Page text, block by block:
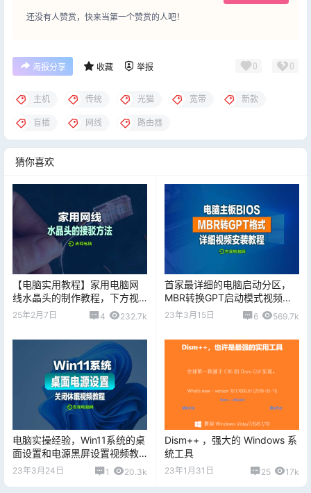
还没有人赞赏，快来当第一个赞赏的人吧！
海报分享 收藏 举报 0 0
主机 传统 光猫 宽带 新款
盲插 网线 路由器
猜你喜欢
【电脑实用教程】家用电脑网
线水晶头的制作教程，下方视
频详细教程，备用收藏哈~
25年2月7日 4 232.7k
首家最详细的电脑启动分区，
MBR转换GPT启动模式视频教
程，干货收藏！
23年3月15日 6 569.7k
电脑实操经验，Win11系统的桌
面设置和电源黑屏设置视频教
程
23年3月24日 1 20.3k
Dism++ ，强大的 Windows 系
统工具
23年1月31日 25 17k